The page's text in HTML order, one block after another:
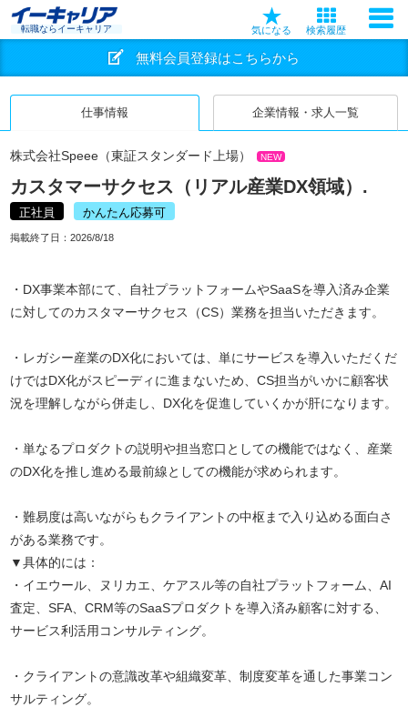
転職ならイーキャリア 気になる 検索履歴
無料会員登録はこちらから
仕事情報 企業情報・求人一覧
株式会社Speee（東証スタンダード上場） NEW
カスタマーサクセス（リアル産業DX領域）.
正社員 かんたん応募可
掲載終了日： 2026/8/18
・DX事業本部にて、自社プラットフォームやSaaSを導入済み企業
に対してのカスタマーサクセス（CS）業務を担当いただきます。
・レガシー産業のDX化においては、単にサービスを導入いただくだ
けではDX化がスピーディに進まないため、CS担当がいかに顧客状
況を理解しながら併走し、DX化を促進していくかが肝になります。
・単なるプロダクトの説明や担当窓口としての機能ではなく、産業
のDX化を推し進める最前線としての機能が求められます。
・難易度は高いながらもクライアントの中枢まで入り込める面白さ
がある業務です。
▼具体的には：
・イエウール、ヌリカエ、ケアスル等の自社プラットフォーム、AI
査定、SFA、CRM等のSaaSプロダクトを導入済み顧客に対する、
サービス利活用コンサルティング。
・クライアントの意識改革や組織変革、制度変革を通した事業コン
サルティング。